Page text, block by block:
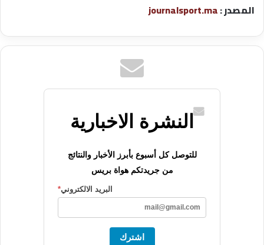
المصدر :journalsport.ma
النشرة الاخبارية
للتوصل كل أسبوع بأبرز الأخبار والنتائج
من جريدتكم هواة بريس
البريد الالكتروني*
اشترك